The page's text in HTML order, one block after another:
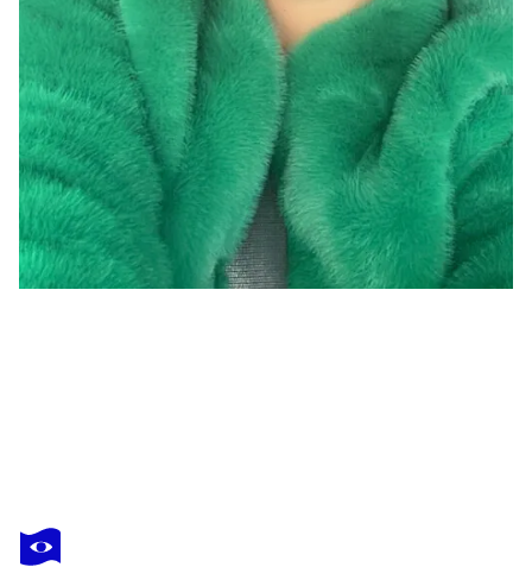
TSIA TSKHOVREBASHVILI
Line Art 04X: Fireflies in the Meadow of the Soul